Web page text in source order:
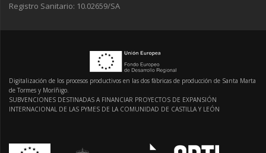
Registro Sanitario: 10.02659/SA
Digitalización de los procesos productivos en las dos fábricas de producción de Santa Marta
de Tormes y Moríñigo.
SUBVENCIONES DESTINADAS A FINANCIAR PROYECTOS DE EXPANSIÓN
INTERNACIONAL DE LAS PYMES DE LA COMUNIDAD DE CASTILLA Y LEÓN